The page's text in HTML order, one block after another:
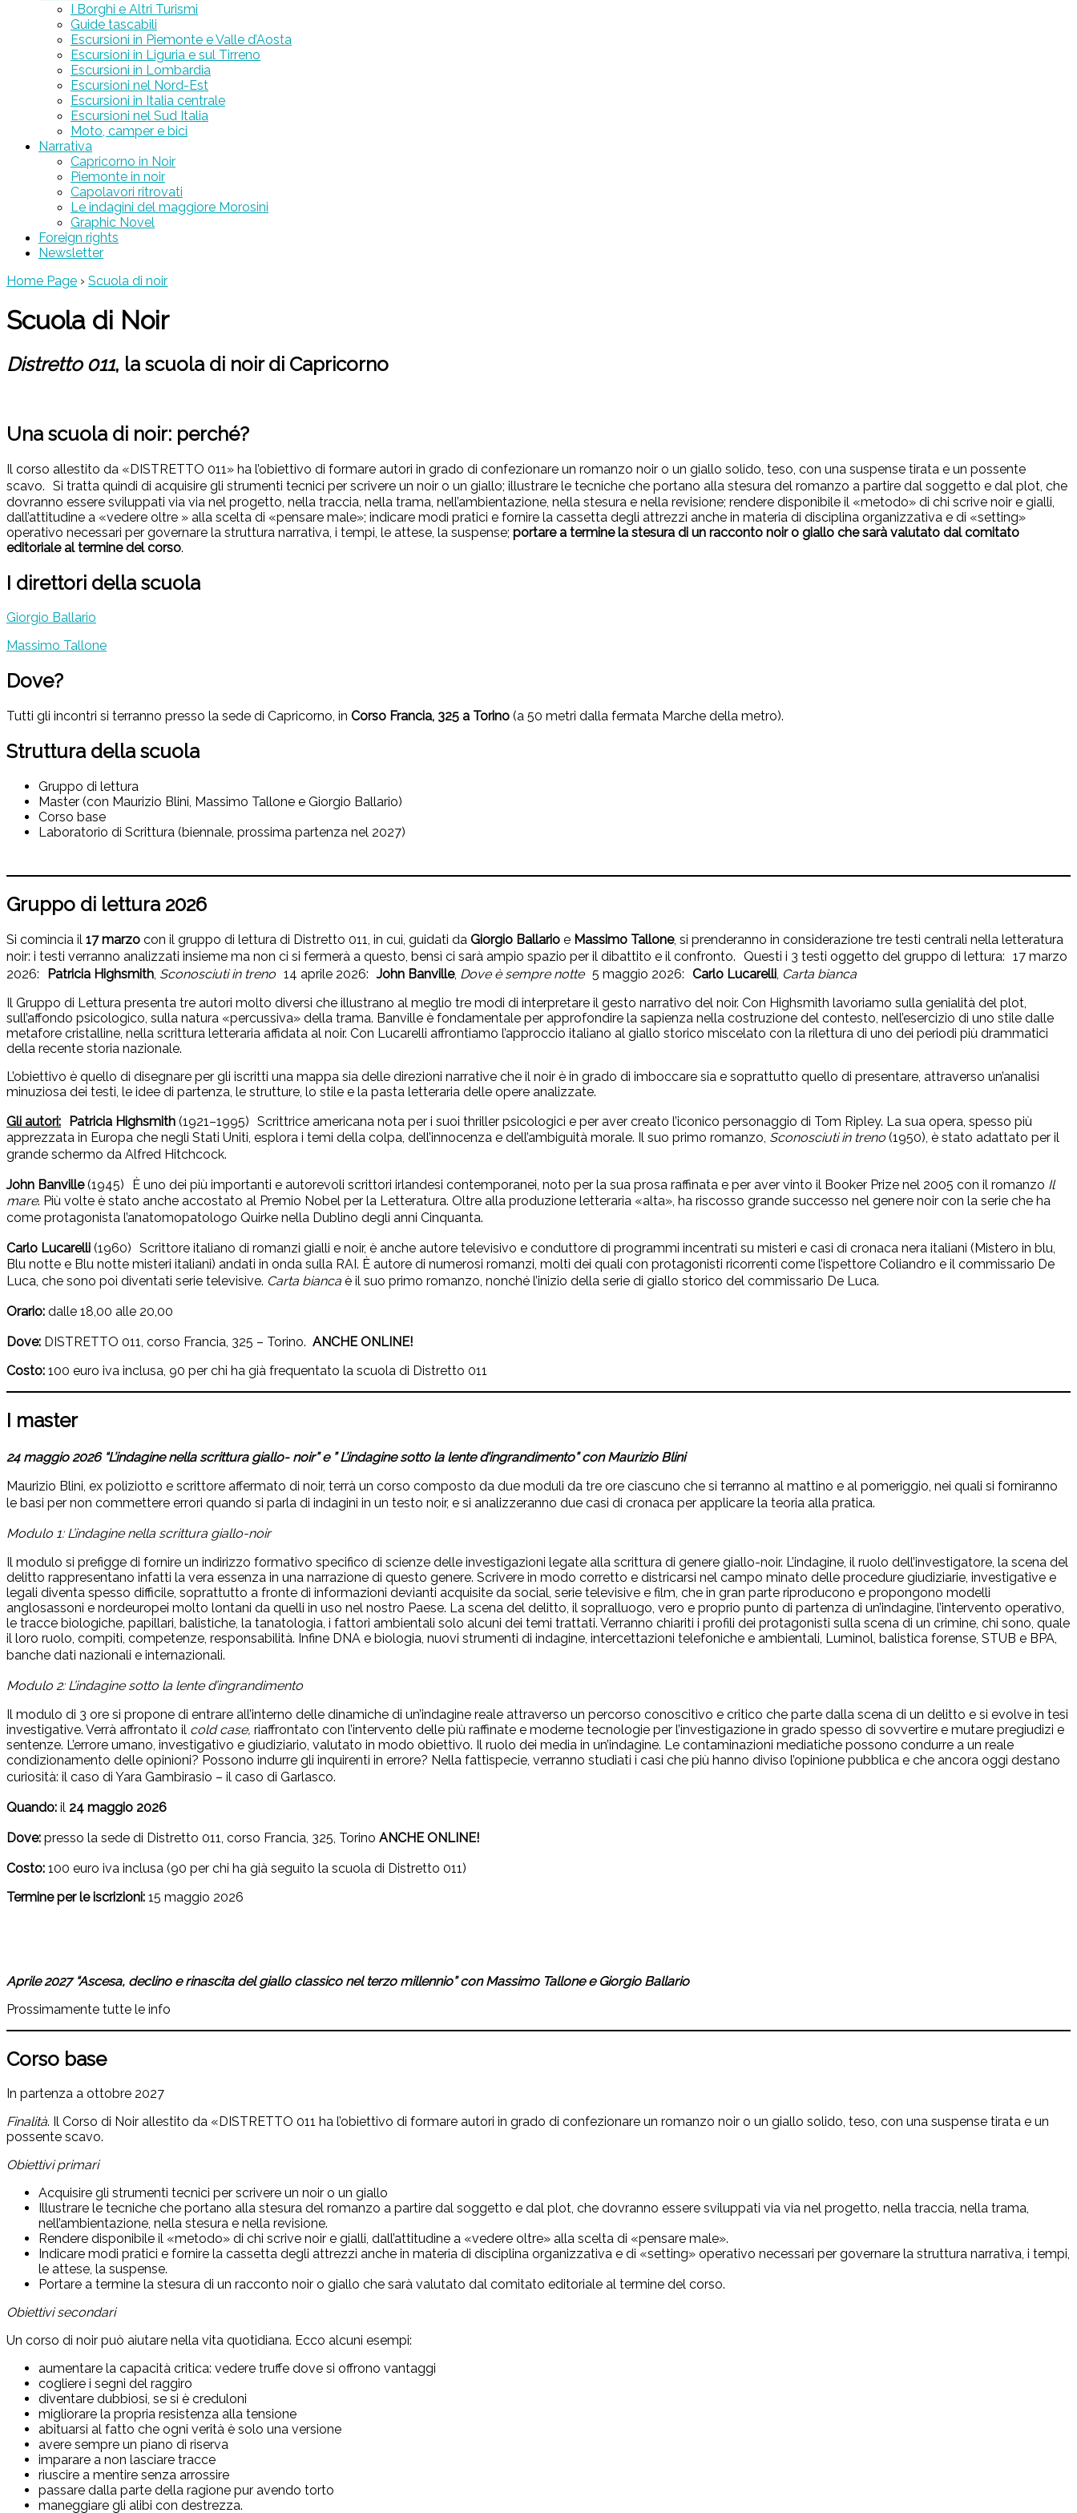
I Borghi e Altri Turismi
Guide tascabili
Escursioni in Piemonte e Valle d’Aosta
Escursioni in Liguria e sul Tirreno
Escursioni in Lombardia
Escursioni nel Nord-Est
Escursioni in Italia centrale
Escursioni nel Sud Italia
Moto, camper e bici
Narrativa
Capricorno in Noir
Piemonte in noir
Capolavori ritrovati
Le indagini del maggiore Morosini
Graphic Novel
Foreign rights
Newsletter
Home Page › Scuola di noir
Scuola di Noir
Distretto 011, la scuola di noir di Capricorno
Una scuola di noir: perché?
Il corso allestito da «DISTRETTO 011» ha l’obiettivo di formare autori in grado di confezionare un romanzo noir o un giallo solido, teso, con una suspense tirata e un possente
scavo. Si tratta quindi di acquisire gli strumenti tecnici per scrivere un noir o un giallo; illustrare le tecniche che portano alla stesura del romanzo a partire dal soggetto e dal plot, che
dovranno essere sviluppati via via nel progetto, nella traccia, nella trama, nell’ambientazione, nella stesura e nella revisione; rendere disponibile il «metodo» di chi scrive noir e gialli,
dall’attitudine a «vedere oltre » alla scelta di «pensare male»; indicare modi pratici e fornire la cassetta degli attrezzi anche in materia di disciplina organizzativa e di «setting»
operativo necessari per governare la struttura narrativa, i tempi, le attese, la suspense; portare a termine la stesura di un racconto noir o giallo che sarà valutato dal comitato
editoriale al termine del corso.
I direttori della scuola
Giorgio Ballario
Massimo Tallone
Dove?
Tutti gli incontri si terranno presso la sede di Capricorno, in Corso Francia, 325 a Torino (a 50 metri dalla fermata Marche della metro).
Struttura della scuola
Gruppo di lettura
Master (con Maurizio Blini, Massimo Tallone e Giorgio Ballario)
Corso base
Laboratorio di Scrittura (biennale, prossima partenza nel 2027)
Gruppo di lettura 2026
Si comincia il 17 marzo con il gruppo di lettura di Distretto 011, in cui, guidati da Giorgio Ballario e Massimo Tallone, si prenderanno in considerazione tre testi centrali nella letteratura
noir: i testi verranno analizzati insieme ma non ci si fermerà a questo, bensì ci sarà ampio spazio per il dibattito e il confronto. Questi i 3 testi oggetto del gruppo di lettura: 17 marzo
2026:
Patricia Highsmith, Sconosciuti in treno 14 aprile 2026: John Banville, Dove è sempre notte5 maggio 2026: Carlo Lucarelli, Carta bianca
Il Gruppo di Lettura presenta tre autori molto diversi che illustrano al meglio tre modi di interpretare il gesto narrativo del noir. Con Highsmith lavoriamo sulla genialità del plot,
sull’affondo psicologico, sulla natura «percussiva» della trama. Banville è fondamentale per approfondire la sapienza nella costruzione del contesto, nell’esercizio di uno stile dalle
metafore cristalline, nella scrittura letteraria affidata al noir. Con Lucarelli affrontiamo l’approccio italiano al giallo storico miscelato con la rilettura di uno dei periodi più drammatici
della recente storia nazionale.
L’obiettivo è quello di disegnare per gli iscritti una mappa sia delle direzioni narrative che il noir è in grado di imboccare sia e soprattutto quello di presentare, attraverso un’analisi
minuziosa dei testi, le idee di partenza, le strutture, lo stile e la pasta letteraria delle opere analizzate.
Gli autori:
Patricia Highsmith (1921–1995) Scrittrice americana nota per i suoi thriller psicologici e per aver creato l’iconico personaggio di Tom Ripley. La sua opera, spesso più
apprezzata in Europa che negli Stati Uniti, esplora i temi della colpa, dell’innocenza e dell’ambiguità morale. Il suo primo romanzo, Sconosciuti in treno (1950), è stato adattato per il
grande schermo da Alfred Hitchcock.
John Banville(1945) È uno dei più importanti e autorevoli scrittori irlandesi contemporanei, noto per la sua prosa raffinata e per aver vinto il Booker Prize nel 2005 con il romanzo Il
mare. Più volte è stato anche accostato al Premio Nobel per la Letteratura. Oltre alla produzione letteraria «alta», ha riscosso grande successo nel genere noir con la serie che ha
come protagonista l’anatomopatologo Quirke nella Dublino degli anni Cinquanta.
Carlo Lucarelli (1960) Scrittore italiano di romanzi gialli e noir, è anche autore televisivo e conduttore di programmi incentrati su misteri e casi di cronaca nera italiani (Mistero in blu,
Blu notte e Blu notte misteri italiani) andati in onda sulla RAI. È autore di numerosi romanzi, molti dei quali con protagonisti ricorrenti come l’ispettore Coliandro e il commissario De
Luca, che sono poi diventati serie televisive. Carta bianca è il suo primo romanzo, nonché l’inizio della serie di giallo storico del commissario De Luca.
Orario: dalle 18,00 alle 20,00
Dove: DISTRETTO 011, corso Francia, 325 – Torino. ANCHE ONLINE!
Costo: 100 euro iva inclusa, 90 per chi ha già frequentato la scuola di Distretto 011
I master
24 maggio 2026 “L’indagine nella scrittura giallo- noir” e ” L’indagine sotto la lente d’ingrandimento” con Maurizio Blini
Maurizio Blini, ex poliziotto e scrittore affermato di noir, terrà un corso composto da due moduli da tre ore ciascuno che si terranno al mattino e al pomeriggio, nei quali si forniranno
le basi per non commettere errori quando si parla di indagini in un testo noir, e si analizzeranno due casi di cronaca per applicare la teoria alla pratica.
Modulo 1: L’indagine nella scrittura giallo-noir
Il modulo si prefigge di fornire un indirizzo formativo specifico di scienze delle investigazioni legate alla scrittura di genere giallo-noir. L’indagine, il ruolo dell’investigatore, la scena del
delitto rappresentano infatti la vera essenza in una narrazione di questo genere. Scrivere in modo corretto e districarsi nel campo minato delle procedure giudiziarie, investigative e
legali diventa spesso difficile, soprattutto a fronte di informazioni devianti acquisite da social, serie televisive e film, che in gran parte riproducono e propongono modelli
anglosassoni e nordeuropei molto lontani da quelli in uso nel nostro Paese. La scena del delitto, il sopralluogo, vero e proprio punto di partenza di un’indagine, l’intervento operativo,
le tracce biologiche, papillari, balistiche, la tanatologia, i fattori ambientali solo alcuni dei temi trattati. Verranno chiariti i profili dei protagonisti sulla scena di un crimine, chi sono, quale
il loro ruolo, compiti, competenze, responsabilità. Infine DNA e biologia, nuovi strumenti di indagine, intercettazioni telefoniche e ambientali, Luminol, balistica forense, STUB e BPA,
banche dati nazionali e internazionali.
Modulo 2: L’indagine sotto la lente d’ingrandimento
Il modulo di 3 ore si propone di entrare all’interno delle dinamiche di un’indagine reale attraverso un percorso conoscitivo e critico che parte dalla scena di un delitto e si evolve in tesi
investigative. Verrà affrontato il cold case, riaffrontato con l’intervento delle più raffinate e moderne tecnologie per l’investigazione in grado spesso di sovvertire e mutare pregiudizi e
sentenze. L’errore umano, investigativo e giudiziario, valutato in modo obiettivo. Il ruolo dei media in un’indagine. Le contaminazioni mediatiche possono condurre a un reale
condizionamento delle opinioni? Possono indurre gli inquirenti in errore? Nella fattispecie, verranno studiati i casi che più hanno diviso l’opinione pubblica e che ancora oggi destano
curiosità: il caso di Yara Gambirasio – il caso di Garlasco.
Quando: il 24 maggio 2026
Dove: presso la sede di Distretto 011, corso Francia, 325, Torino ANCHE ONLINE!
Costo: 100 euro iva inclusa (90 per chi ha già seguito la scuola di Distretto 011)
Termine per le iscrizioni: 15 maggio 2026
Aprile 2027 “Ascesa, declino e rinascita del giallo classico nel terzo millennio” con Massimo Tallone e Giorgio Ballario
Prossimamente tutte le info
Corso base
In partenza a ottobre 2027
Finalità. Il Corso di Noir allestito da «DISTRETTO 011 ha l’obiettivo di formare autori in grado di confezionare un romanzo noir o un giallo solido, teso, con una suspense tirata e un
possente scavo.
Obiettivi primari
Acquisire gli strumenti tecnici per scrivere un noir o un giallo
Illustrare le tecniche che portano alla stesura del romanzo a partire dal soggetto e dal plot, che dovranno essere sviluppati via via nel progetto, nella traccia, nella trama,
nell’ambientazione, nella stesura e nella revisione.
Rendere disponibile il «metodo» di chi scrive noir e gialli, dall’attitudine a «vedere oltre» alla scelta di «pensare male».
Indicare modi pratici e fornire la cassetta degli attrezzi anche in materia di disciplina organizzativa e di «setting» operativo necessari per governare la struttura narrativa, i tempi,
le attese, la suspense.
Portare a termine la stesura di un racconto noir o giallo che sarà valutato dal comitato editoriale al termine del corso.
Obiettivi secondari
Un corso di noir può aiutare nella vita quotidiana. Ecco alcuni esempi:
aumentare la capacità critica: vedere truffe dove si offrono vantaggi
cogliere i segni del raggiro
diventare dubbiosi, se si è creduloni
migliorare la propria resistenza alla tensione
abituarsi al fatto che ogni verità è solo una versione
avere sempre un piano di riserva
imparare a non lasciare tracce
riuscire a mentire senza arrossire
passare dalla parte della ragione pur avendo torto
maneggiare gli alibi con destrezza.